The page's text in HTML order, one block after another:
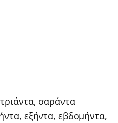
σαράντα
εξήντα, εβδομήντα,